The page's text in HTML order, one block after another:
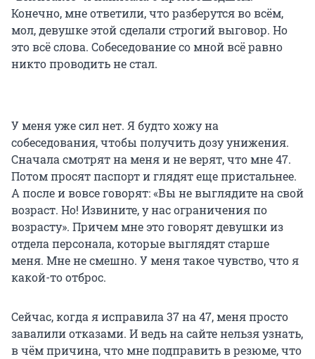
Конечно, мне ответили, что разберутся во всём,
мол, девушке этой сделали строгий выговор. Но
это всё слова. Собеседование со мной всё равно
никто проводить не стал.
У меня уже сил нет. Я будто хожу на
собеседования, чтобы получить дозу унижения.
Сначала смотрят на меня и не верят, что мне 47.
Потом просят паспорт и глядят еще пристальнее.
А после и вовсе говорят: «Вы не выглядите на свой
возраст. Но! Извините, у нас ограничения по
возрасту». Причем мне это говорят девушки из
отдела персонала, которые выглядят старше
меня. Мне не смешно. У меня такое чувство, что я
какой-то отброс.
Сейчас, когда я исправила 37 на 47, меня просто
завалили отказами. И ведь на сайте нельзя узнать,
в чём причина, что мне подправить в резюме, что